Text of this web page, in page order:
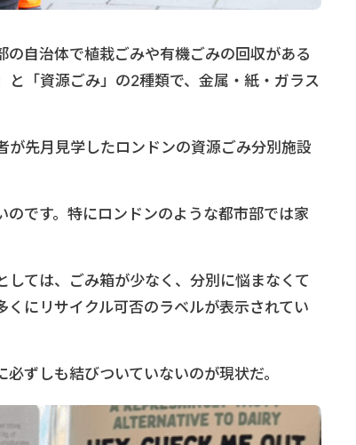
自治体で植栽ごみや有機ごみの回収がある
「資源ごみ」の2種類で、金属・紙・ガラス
先月見学したロンドンの資源ごみ分別施設
のです。特にロンドンのような都市部では家
しては、ごみ箱が少なく、分別に悩まなくて
にリサイクル可否のラベルが表示されてい
ずしも結びついていないのが現状だ。